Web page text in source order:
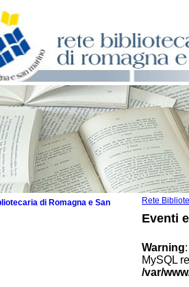
Rete
Eventi
Warning
MySQL
/var/
di Romagna e San